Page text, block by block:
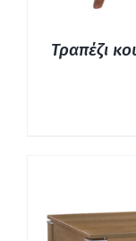
Τραπέζι